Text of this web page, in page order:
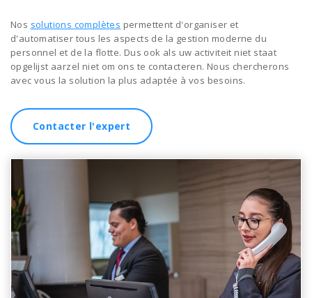
Nos solutions complètes permettent d'organiser et
d'automatiser tous les aspects de la gestion moderne du
personnel et de la flotte. Dus ook als uw activiteit niet staat
opgelijst aarzel niet om ons te contacteren. Nous chercherons
avec vous la solution la plus adaptée à vos besoins.
Contacter l'expert